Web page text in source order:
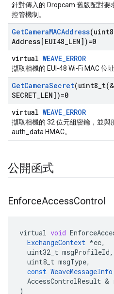
針對傳入的 Dropcam 舊版配對
控管機制。
GetCameraMACAddress(
Address[EUI48 LEN])=0
virtual WEAVE_ERROR
擷取相機的 EUI-48 Wi-Fi MAC 位址
GetCameraSecret(uint8_t(
SECRET LEN])=0
virtual WEAVE_ERROR
擷取相機的 32 位元組密鑰，並與
auth_data HMAC。
公開函式
EnforceAccessControl
virtual void
ExchangeContext *ec,
uint32_t msgProfileId,
uint8_t msgType,
const WeaveMessageInfo
AccessControlResult &
)